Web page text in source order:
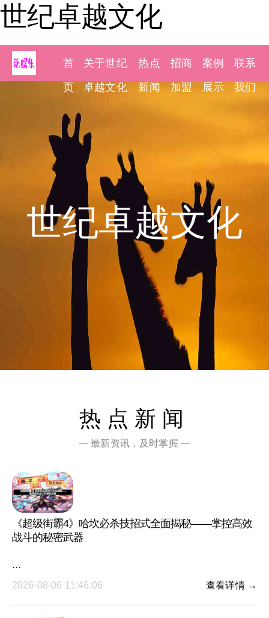
世纪卓越文化
首
页
关于世纪
卓越文化
热点
新闻
招商
加盟
案例
展示
联系
我们
世纪卓越文化
热点新闻
— 最新资讯，及时掌握 —
《超级街霸4》哈坎必杀技招式全面揭秘——掌控高效
战斗的秘密武器
···
2026-08-06 11:46:06
查看详情 →